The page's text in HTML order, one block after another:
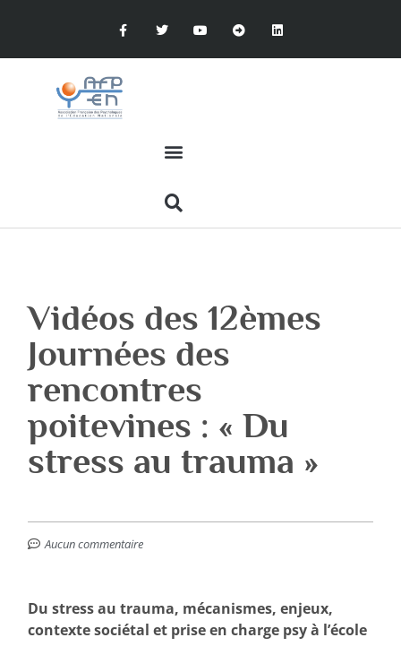
Vidéos des 12èmes
Journées des
rencontres
poitevines : « Du
stress au trauma »
Aucun commentaire
Du stress au trauma, mécanismes, enjeux,
contexte sociétal et prise en charge psy à l’école